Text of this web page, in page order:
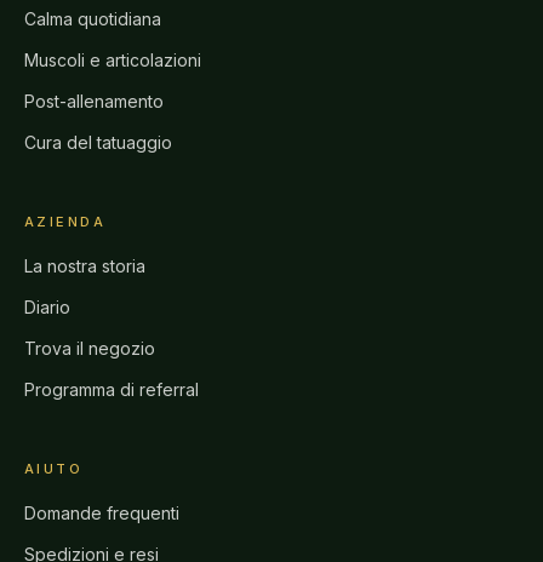
Calma quotidiana
Muscoli e articolazioni
Post-allenamento
Cura del tatuaggio
AZIENDA
La nostra storia
Diario
Trova il negozio
Programma di referral
AIUTO
Domande frequenti
Spedizioni e resi